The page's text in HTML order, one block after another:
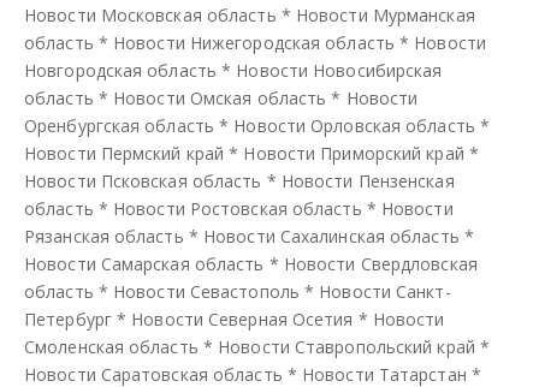
Новости Московская область * Новости Мурманская
область * Новости Нижегородская область * Новости
Новгородская область * Новости Новосибирская
область * Новости Омская область * Новости
Оренбургская область * Новости Орловская область *
Новости Пермский край * Новости Приморский край *
Новости Псковская область * Новости Пензенская
область * Новости Ростовская область * Новости
Рязанская область * Новости Сахалинская область *
Новости Самарская область * Новости Свердловская
область * Новости Севастополь * Новости Санкт-
Петербург* Новости Северная Осетия * Новости
Смоленская область * Новости Ставропольский край *
Новости Саратовская область * Новости Татарстан *